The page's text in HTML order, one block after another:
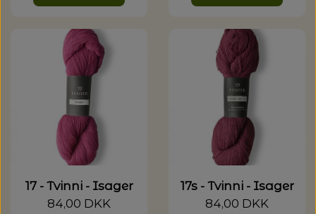
17 - Tvinni - Isager
84,00 DKK
17s - Tvinni - Isager
84,00 DKK